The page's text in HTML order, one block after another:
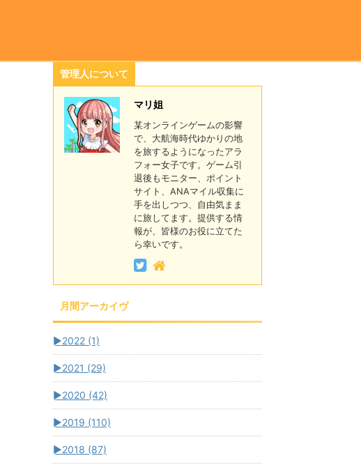
管理人について
マリ姐
某オンラインゲームの影響
で、大航海時代ゆかりの地
を旅するようになったアラ
フォー女子です。ゲーム引
退後もモニター、ポイント
サイト、ANAマイル収集に
手を出しつつ、自由気まま
に旅してます。提供する情
報が、皆様のお役に立てた
ら幸いです。
月間アーカイヴ
►2022 (1)
►2021 (29)
►2020 (42)
►2019 (110)
►2018 (87)